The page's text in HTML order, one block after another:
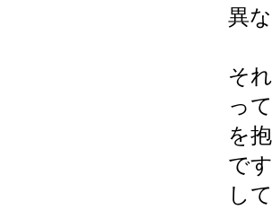
異
そ
っ
を
で
し